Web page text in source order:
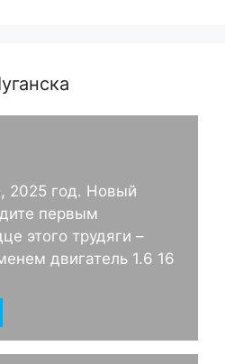
2025 год. Новый
первым
этого трудяги –
двигатель 1.6 16